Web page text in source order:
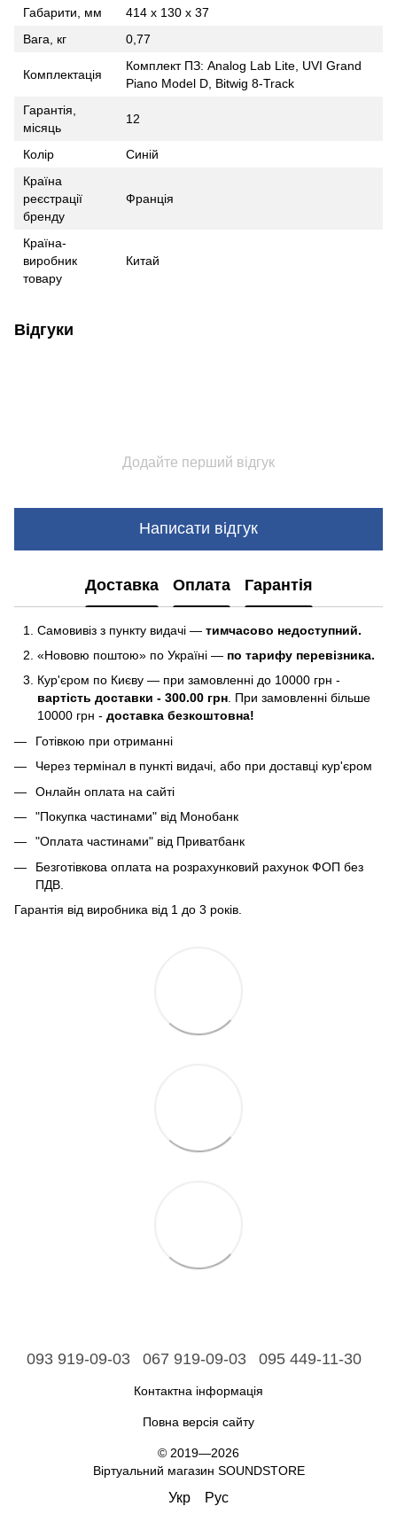
Габарити, мм
414 x 130 x 37
Вага, кг
0,77
Комплектація
Комплект ПЗ: Analog Lab Lite, UVI Grand
Piano Model D, Bitwig 8-Track
Гарантія,
місяць
12
Колір
Синій
Країна
реєстрації
бренду
Франція
Країна-
виробник
товару
Китай
Відгуки
Додайте перший відгук
Написати відгук
Доставка Оплата Гарантія
Самовивіз з пункту видачі — тимчасово недоступний.
«Нововю поштою» по Україні — по тарифу перевізника.
Кур'єром по Києву — при замовленні до 10000 грн -
вартість доставки - 300.00 грн. При замовленні більше
10000 грн - доставка безкоштовна!
Готівкою при отриманні
Через термінал в пункті видачі, або при доставці кур'єром
Онлайн оплата на сайті
"Покупка частинами" від Монобанк
"Оплата частинами" від Приватбанк
Безготівкова оплата на розрахунковий рахунок ФОП без
ПДВ.
Гарантія від виробника від 1 до 3 років.
093 919-09-03 067 919-09-03 095 449-11-30
Контактна інформація
Повна версія сайту
© 2019—2026
Віртуальний магазин SOUNDSTORE
Укр Рус